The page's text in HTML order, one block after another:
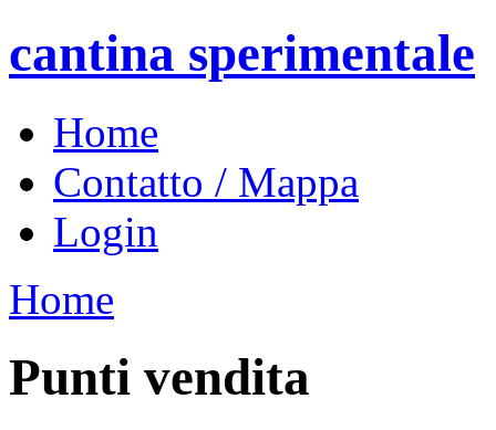
cantina sperimentale
Home
Contatto / Mappa
Login
Home
Punti vendita